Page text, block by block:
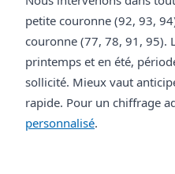
petite couronne (92, 93,
couronne (77, 78, 91, 95).
printemps et en été,
sollicité. Mieux vaut
rapide. Pour un chiffrage
personnalisé.